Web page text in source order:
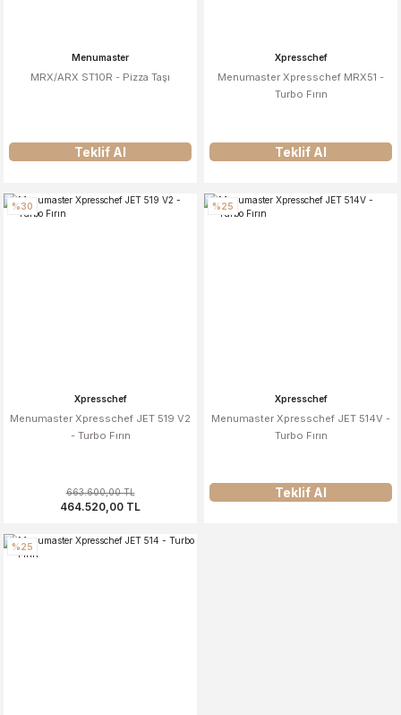
Menumaster
MRX/ARX ST10R - Pizza Taşı
Teklif Al
Xpresschef
Menumaster Xpresschef MRX51 -
Turbo Fırın
Teklif Al
%30
Xpresschef
Menumaster Xpresschef JET 519 V2
- Turbo Fırın
663.600,00 TL
464.520,00 TL
%25
Xpresschef
Menumaster Xpresschef JET 514V -
Turbo Fırın
Teklif Al
%25